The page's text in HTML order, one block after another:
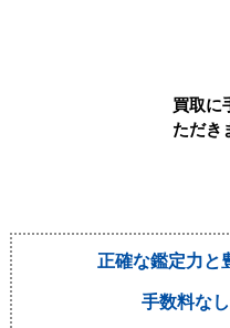
買取に
ただき
正確な鑑定力と
手数料な